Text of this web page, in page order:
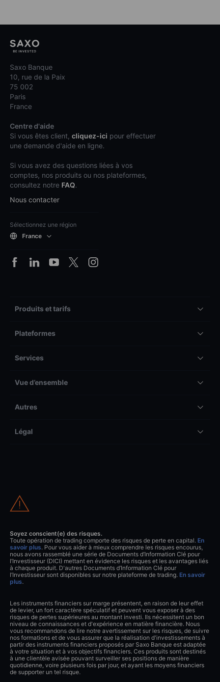
Saxo Banque
10, rue de la Paix
75 002
Paris
France
Centre d'aide
Si vous êtes client, cliquez-ici pour effectuer
une demande d'aide en ligne.
Si vous avez des questions liées à vos
comptes, nos produits ou nos plateformes,
consultez notre FAQ.
Nous contacter
Sélectionnez une région
France
Produits et tarifs
Plateformes
Services
Vue d’ensemble
Autres
Légal
Soyez conscient(e) des risques.
Toute opération de trading comporte des risques de perte en capital. En
savoir plus. Pour vous aider à mieux comprendre les risques encourus,
nous avons rassemblé une série de Documents d’Information Clé pour
l’Investisseur (DICI) mettant en évidence les risques et les avantages liés
à chaque produit. D'autres Documents d’Information Clé pour
l’Investisseur sont disponibles sur notre plateforme de trading. En savoir
plus.
Les instruments financiers sur marge présentent, en raison de leur effet
de levier, un fort caractère spéculatif et peuvent vous exposer à des
risques de pertes supérieures au montant investi. Ils nécessitent un bon
niveau de connaissances et d'expérience en matière financière. Nous
vous recommandons de lire notre avertissement sur les risques, de suivre
nos formations et de vous assurer que la réalisation d'investissements à
partir des instruments financiers proposés par Saxo Banque est adaptée
à votre situation et à vos objectifs financiers. Ces produits sont destinés
à une clientèle avisée pouvant surveiller ses positions de manière
quotidienne, voire plusieurs fois par jour, et ayant les moyens financiers
de supporter un tel risque.